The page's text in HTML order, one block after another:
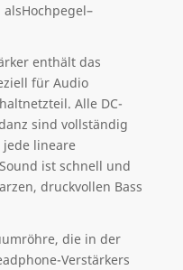
alsHochpegel–
enthält das
für Audio
Alle DC-
sind vollständig
jede lineare
ist schnell und
, druckvollen Bass
die in der
Verstärkers